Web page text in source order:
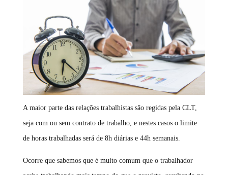
A maior parte das relações trabalhistas são regidas pela CLT,
seja com ou sem contrato de trabalho, e nestes casos o limite
de horas trabalhadas será de 8h diárias e 44h semanais.
Ocorre que sabemos que é muito comum que o trabalhador